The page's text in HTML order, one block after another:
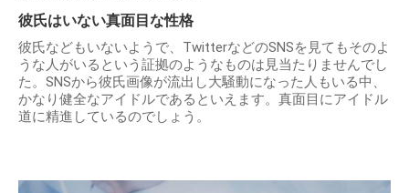
彼氏はいない真面目な性格
彼氏などもいないようで、TwitterなどのSNSを見てもそのよ
うな人がいるという証拠のようなものは見当たりませんでし
た。SNSから彼氏画像が流出し大騒動になった人もいる中、
かなり健全なアイドルであるといえます。真面目にアイドル
道に精進しているのでしょう。